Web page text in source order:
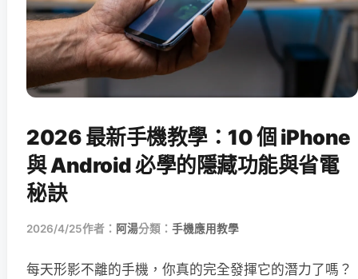
2026 最新手機教學：10 個 iPhone
與 Android 必學的隱藏功能與省電
秘訣
2026/4/25作者： 阿湯分類： 手機應用教學
每天形影不離的手機，你真的完全發揮它的潛力了嗎？